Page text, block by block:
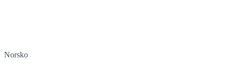
Norsko